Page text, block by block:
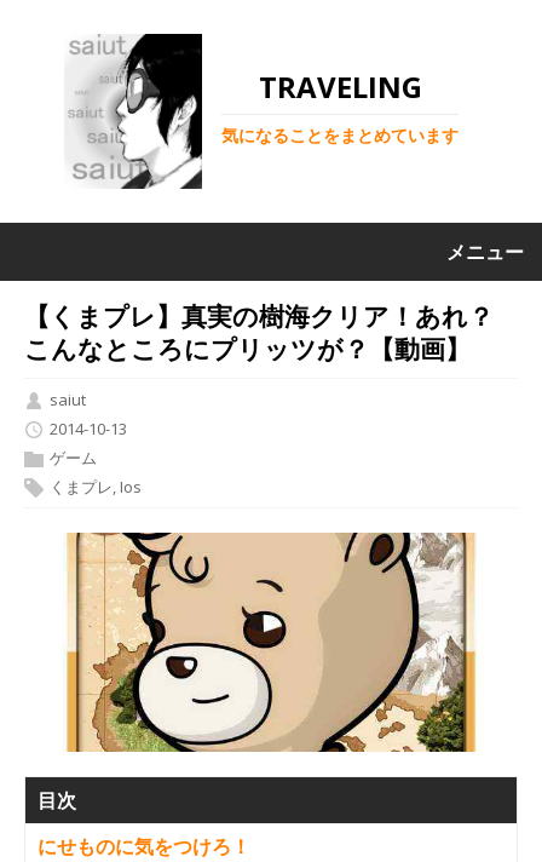
TRAVELING
気になることをまとめています
メニュー
【くまプレ】真実の樹海クリア！あれ？
こんなところにプリッツが？【動画】
saiut
2014-10-13
ゲーム
くまプレ, Ios
目次
にせものに気をつけろ！